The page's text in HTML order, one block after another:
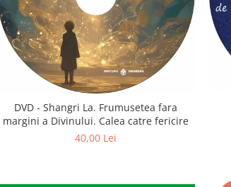
DVD - Shangri La. Frumusetea fara
margini a Divinului. Calea catre fericire
40,00 Lei